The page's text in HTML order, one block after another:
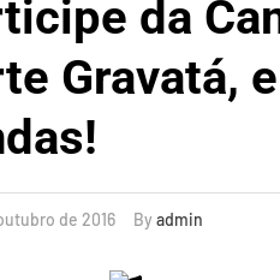
da
Gravatá,
de 2016 By admin